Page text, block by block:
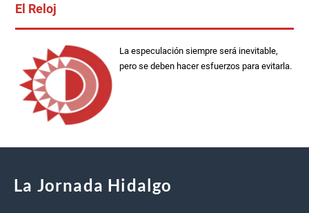
El Reloj
La especulación siempre será inevitable,
pero se deben hacer esfuerzos para evitarla.
La Jornada Hidalgo